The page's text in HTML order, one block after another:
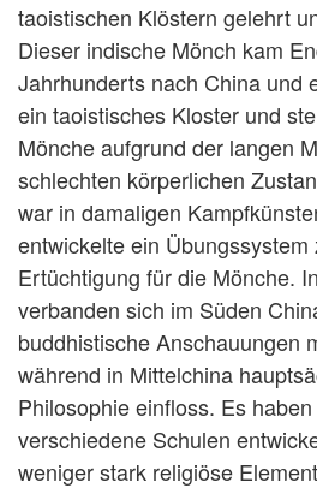
taoistischen Klöstern gelehrt
Dieser indische Mönch kam
Jahrhunderts nach China und
ein taoistisches Kloster und
Mönche aufgrund der langen
schlechten körperlichen
war in damaligen
entwickelte ein Übungssystem
Ertüchtigung für die Mönche.
verbanden sich im Süden
buddhistische Anschauungen
während in Mittelchina
Philosophie einfloss. Es
verschiedene Schulen
weniger stark religiöse